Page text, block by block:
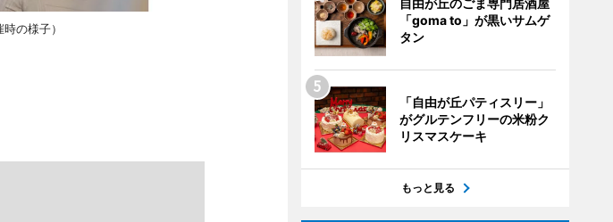
の様子）
自由が丘のごま専門居酒屋
「goma to」が黒いサムゲ
タン
「自由が丘パティスリー」
がグルテンフリーの米粉ク
リスマスケーキ
もっと見る